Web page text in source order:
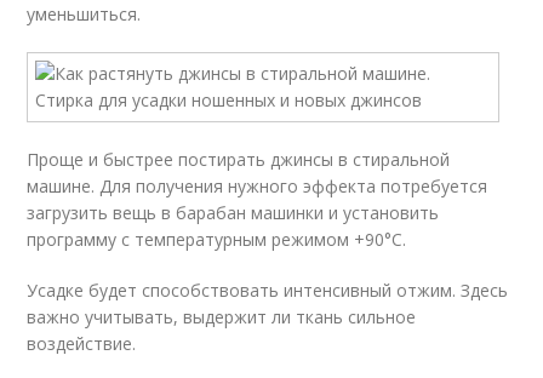
уменьшиться.
Проще и быстрее постирать джинсы в стиральной
машине. Для получения нужного эффекта потребуется
загрузить вещь в барабан машинки и установить
программу с температурным режимом +90°С.
Усадке будет способствовать интенсивный отжим. Здесь
важно учитывать, выдержит ли ткань сильное
воздействие.